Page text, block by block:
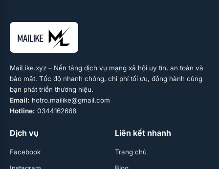
MaiLike.xyz – Nền tảng dịch vụ mạng xã hội uy tín, an toàn và
bảo mật. Tốc độ nhanh chóng, chi phí tối ưu, đồng hành cùng
bạn phát triển thương hiệu.
Email: hotro.mailike@gmail.com
Hotline: 0344162668
Dịch vụ
Facebook
Liên kết nhanh
Trang chủ